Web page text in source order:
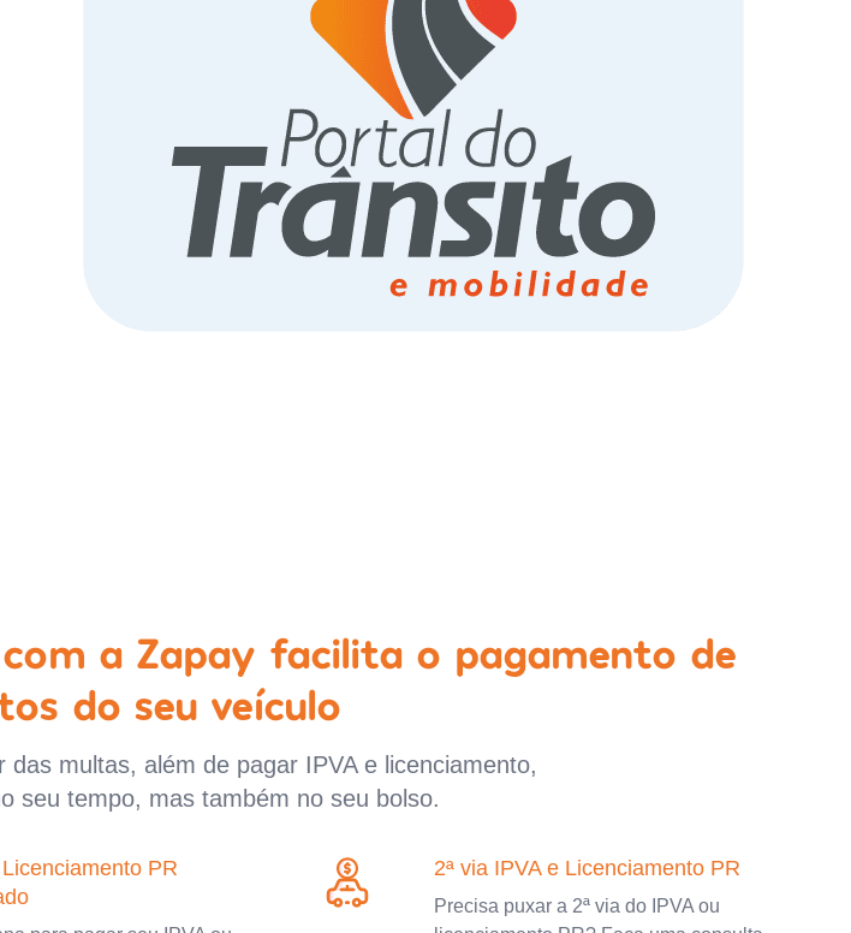
a Zapay facilita o pagamento de
do seu veículo
multas, além de pagar IPVA e licenciamento,
seu tempo, mas também no seu bolso.
PR
2ª via IPVA e Licenciamento PR
Precisa puxar a 2ª via do IPVA ou